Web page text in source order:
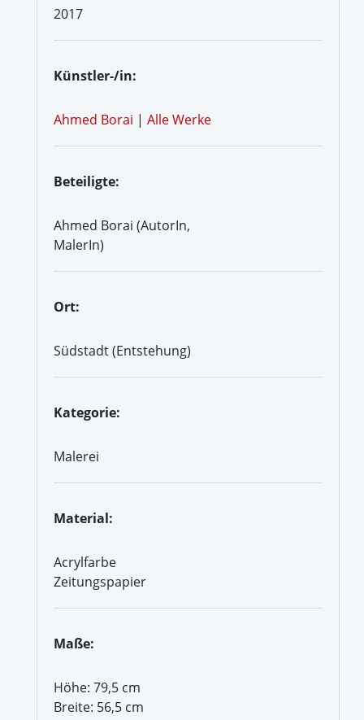
2017
Künstler-/in:
Ahmed Borai | Alle Werke
Beteiligte:
Ahmed Borai (AutorIn,
MalerIn)
Ort:
Südstadt (Entstehung)
Kategorie:
Malerei
Material:
Acrylfarbe
Zeitungspapier
Maße:
Höhe: 79,5 cm
Breite: 56,5 cm